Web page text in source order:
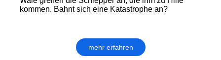
kommen. Bahnt sich eine Katastrophe an?
mehr erfahren